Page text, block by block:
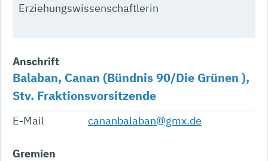
Erziehungswissenschaftlerin
Anschrift
Balaban, Canan (Bündnis 90/Die Grünen ),
Stv. Fraktionsvorsitzende
E-Mail cananbalaban@gmx.de
Gremien